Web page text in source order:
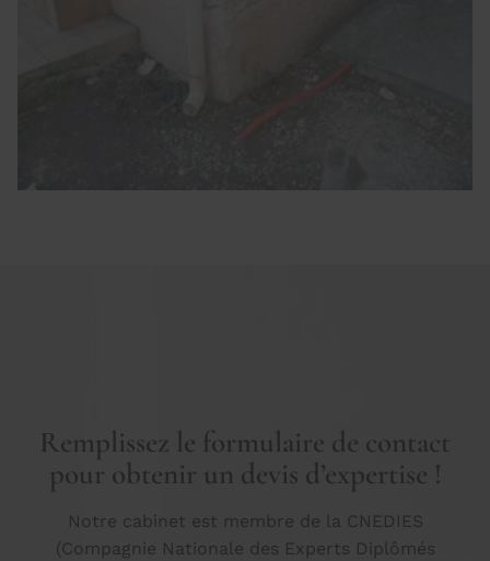
Remplissez le formulaire de contact
pour obtenir un devis d’expertise !
Notre cabinet est membre de la CNEDIES
(Compagnie Nationale des Experts Diplômés